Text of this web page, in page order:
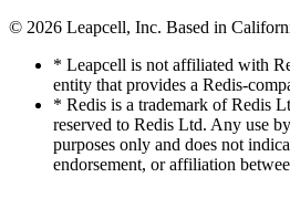
© 2026 Leapcell, Inc. Based in
* Leapcell is not affiliated with
entity that provides a Redis-
* Redis is a trademark of Redis
reserved to Redis Ltd. Any use
purposes only and does not
endorsement, or affiliation